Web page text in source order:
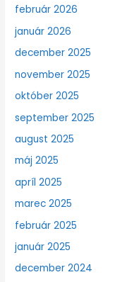
február 2026
január 2026
december 2025
november 2025
október 2025
september 2025
august 2025
máj 2025
apríl 2025
marec 2025
február 2025
január 2025
december 2024